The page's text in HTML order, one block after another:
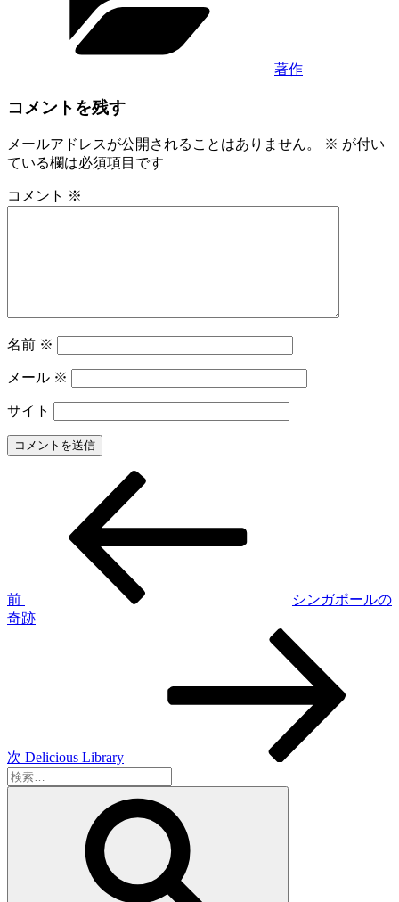
著作
コメントを残す
メールアドレスが公開されることはありません。 ※ が付い
ている欄は必須項目です
コメント ※
名前 ※
メール ※
サイト
ゲ
ー
前
シンガポールの
奇跡
次 Delicious Library
検
索: